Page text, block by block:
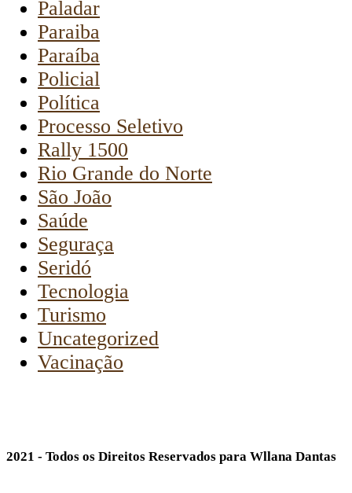
Paladar
Paraiba
Paraíba
Policial
Política
Processo Seletivo
Rally 1500
Rio Grande do Norte
São João
Saúde
Seguraça
Seridó
Tecnologia
Turismo
Uncategorized
Vacinação
2021 - Todos os Direitos Reservados para Wllana Dantas